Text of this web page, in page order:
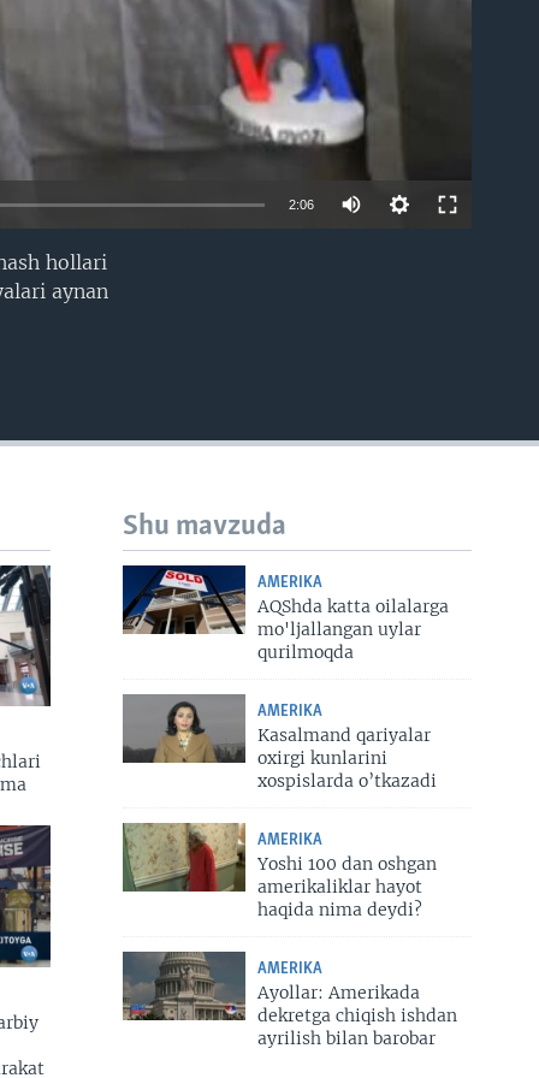
2:06
hollari
aynan
Shu mavzuda
AMERIKA
AQShda katta oilalarga
mo'ljallangan uylar
qurilmoqda
AMERIKA
Kasalmand qariyalar
oxirgi kunlarini
xospislarda o’tkazadi
AMERIKA
Yoshi 100 dan oshgan
amerikaliklar hayot
haqida nima deydi?
AMERIKA
Ayollar: Amerikada
dekretga chiqish ishdan
ayrilish bilan barobar